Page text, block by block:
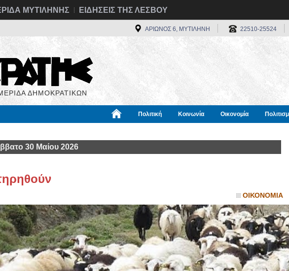
ΜΥΤΙΛΗΝΗΣ ΕΙΔΗΣΕΙΣ ΤΗΣ ΛΕΣΒΟΥ
ΑΡΙΩΝΟΣ 6, ΜΥΤΙΛΗΝΗ 22510-25524
ΔΗΜΟΚΡΑΤΙΚΩΝ
Πολιτική Κοινωνία Οικονομία
30 Μαίου 2026
ΟΙΚΟΝΟΜΙΑ